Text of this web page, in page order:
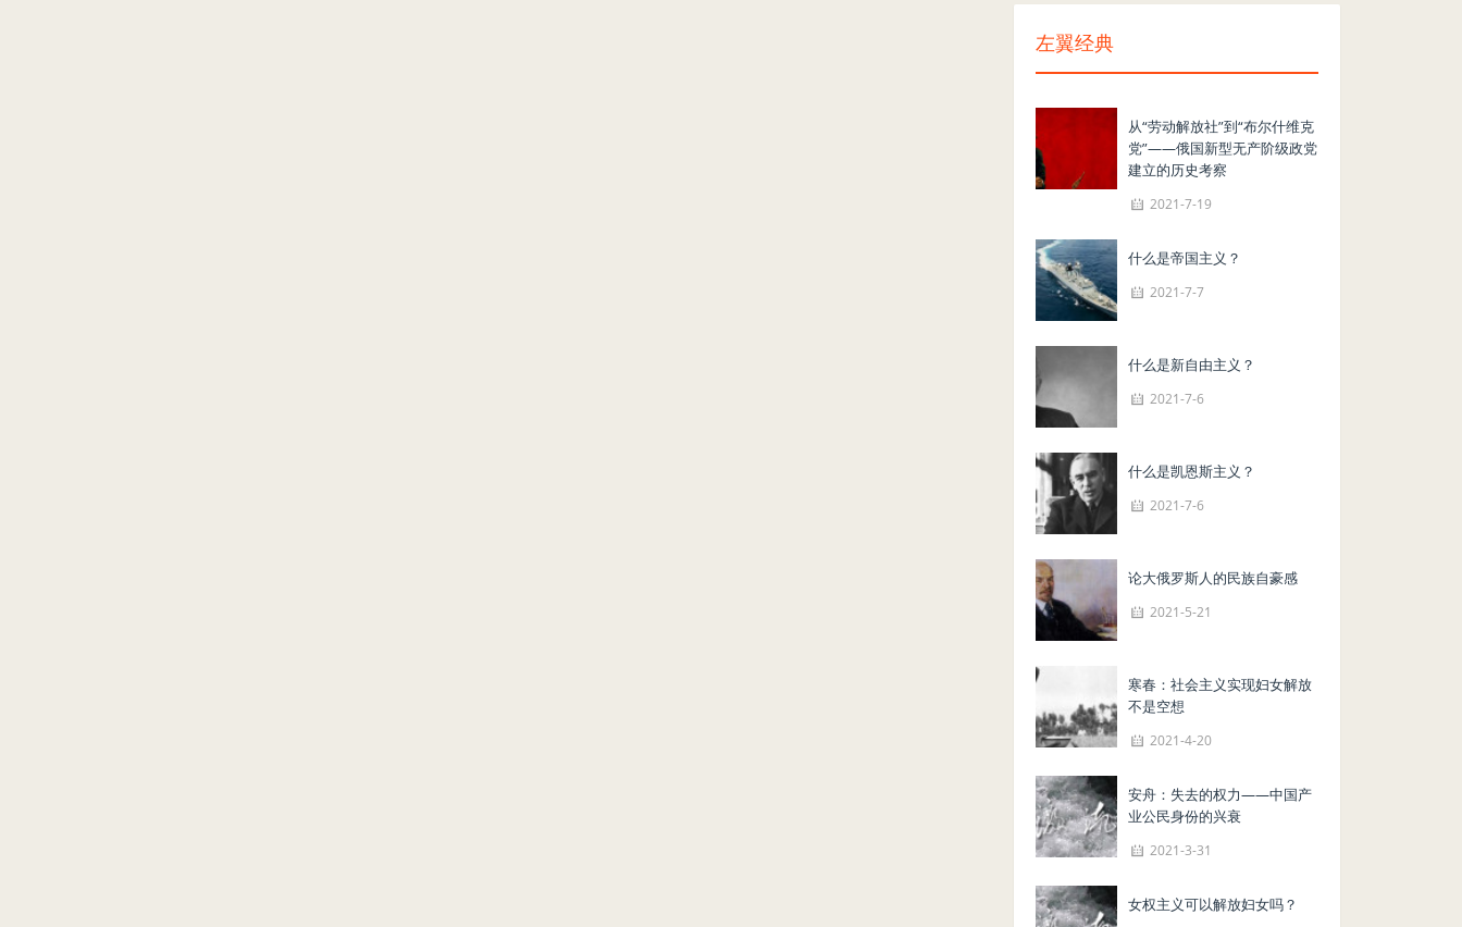
左翼经典
从“劳动解放社”到“布尔什维克
党”——俄国新型无产阶级政党
建立的历史考察
2021-7-19
什么是帝国主义？
2021-7-7
什么是新自由主义？
2021-7-6
什么是凯恩斯主义？
2021-7-6
论大俄罗斯人的民族自豪感
2021-5-21
寒春：社会主义实现妇女解放
不是空想
2021-4-20
安舟：失去的权力——中国产
业公民身份的兴衰
2021-3-31
女权主义可以解放妇女吗？